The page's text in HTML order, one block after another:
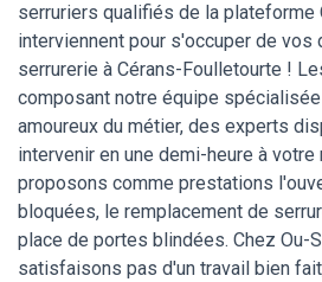
serruriers qualifiés de la plateforme
interviennent pour s'occuper de
serrurerie à Cérans-Foulletourte !
composant notre équipe
amoureux du métier, des experts
intervenir en une demi-heure à
proposons comme prestations
bloquées, le remplacement de
place de portes blindées. Chez Ou-
satisfaisons pas d'un travail bien